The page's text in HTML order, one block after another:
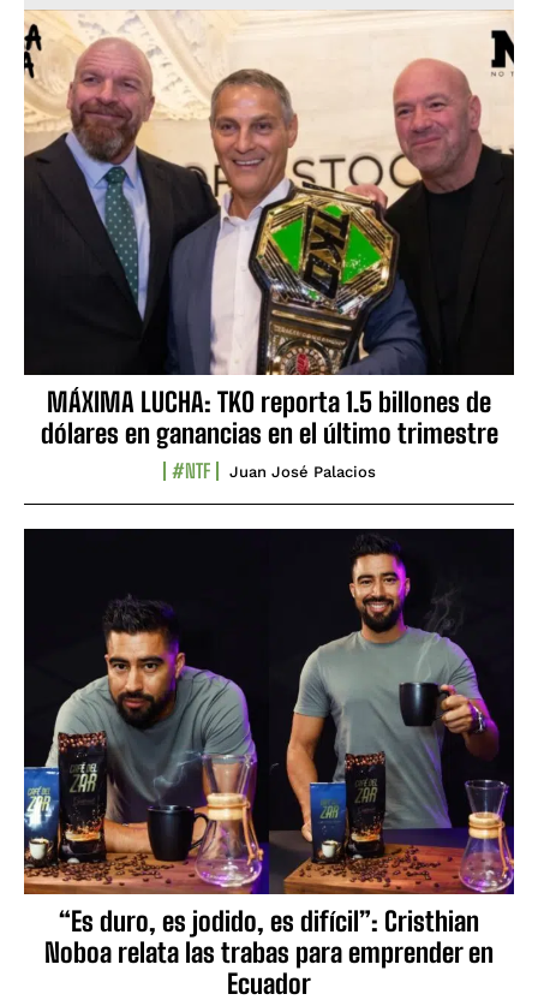
MÁXIMA LUCHA: TKO reporta 1.5 billones de
dólares en ganancias en el último trimestre
#NTF Juan José Palacios
“Es duro, es jodido, es difícil”: Cristhian
Noboa relata las trabas para emprender en
Ecuador